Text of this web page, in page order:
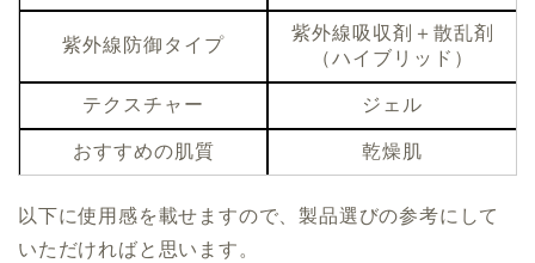
紫外線防御タイプ
紫外線吸収剤＋散乱剤
（ハイブリッド）
テクスチャー ジェル
おすすめの肌質 乾燥肌
以下に使用感を載せますので、製品選びの参考にして
いただければと思います。